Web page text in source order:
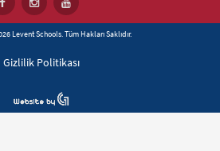
Levent Schools. Tüm Hakları Saklıdır.
Gizlilik Politikası